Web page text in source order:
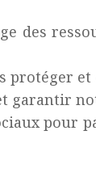
des
protéger
garantir
pour